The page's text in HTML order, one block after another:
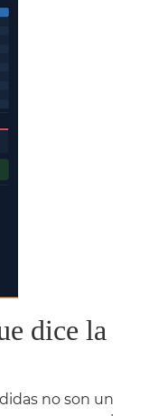
dice la
no son un